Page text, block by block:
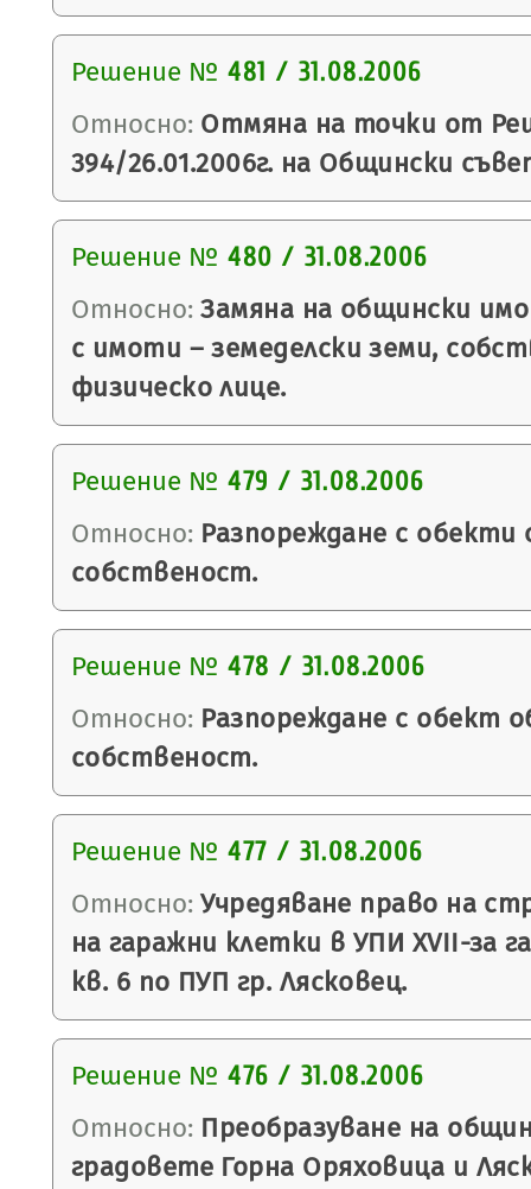
Решение № 481 / 31.08.2006
Относно: Отмяна на точки от
394/26.01.2006г. на Общински
Решение № 480 / 31.08.2006
Относно: Замяна на общински
с имоти – земеделски земи,
физическо лице.
Решение № 479 / 31.08.2006
Относно: Разпореждане с обекти
собственост.
Решение № 478 / 31.08.2006
Относно: Разпореждане с обект
собственост.
Решение № 477 / 31.08.2006
Относно: Учредяване право на
на гаражни клетки в УПИ ХVІІ-за
кв. 6 по ПУП гр. Лясковец.
Решение № 476 / 31.08.2006
Относно: Преобразуване на
градовете Горна Оряховица и